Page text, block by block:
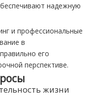
надежную
и профессиональные
в
его
перспективе.
жизни